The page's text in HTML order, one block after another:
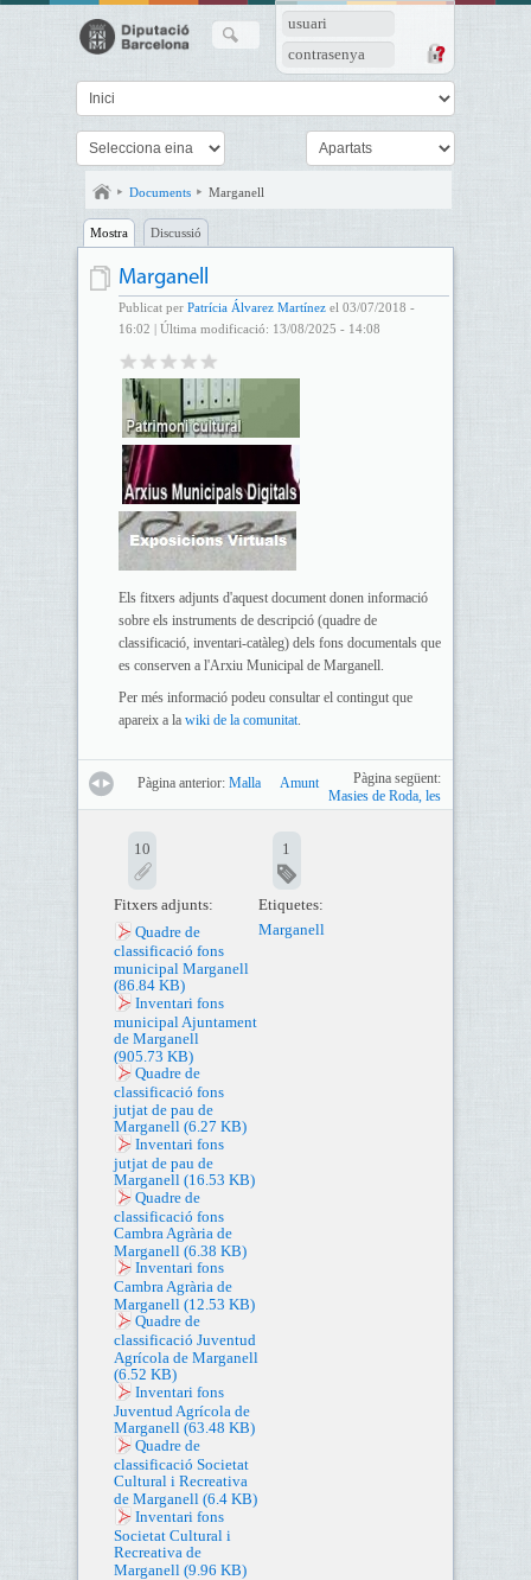
usuari
contrasenya
Documents Marganell
Mostra Discussió
Marganell
Publicat per Patrícia Álvarez Martínezel 03/07/2018 -
16:02 | Última modificació: 13/08/2025 - 14:08
Els fitxers adjunts d'aquest document donen informació
sobre els instruments de descripció (quadre de
classificació, inventari-catàleg) dels fons documentals que
es conserven a l'Arxiu Municipal de Marganell.
Per més informació podeu consultar el contingut que
apareix a la wiki de la comunitat.
Pàgina anterior: Malla Amunt
Pàgina següent:
Masies de Roda, les
10
Fitxers adjunts:
Quadre de
classificació fons
municipal Marganell
(86.84 KB)
Inventari fons
municipal Ajuntament
de Marganell
(905.73 KB)
Quadre de
classificació fons
jutjat de pau de
Marganell (6.27 KB)
Inventari fons
jutjat de pau de
Marganell (16.53 KB)
Quadre de
classificació fons
Cambra Agrària de
Marganell (6.38 KB)
Inventari fons
Cambra Agrària de
Marganell (12.53 KB)
Quadre de
classificació Juventud
Agrícola de Marganell
(6.52 KB)
Inventari fons
Juventud Agrícola de
Marganell (63.48 KB)
Quadre de
classificació Societat
Cultural i Recreativa
de Marganell (6.4 KB)
Inventari fons
Societat Cultural i
Recreativa de
Marganell (9.96 KB)
1
Etiquetes:
Marganell